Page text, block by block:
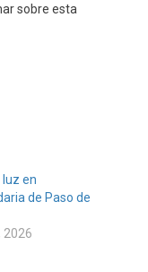
sobre esta
luz en
de Paso de
2026